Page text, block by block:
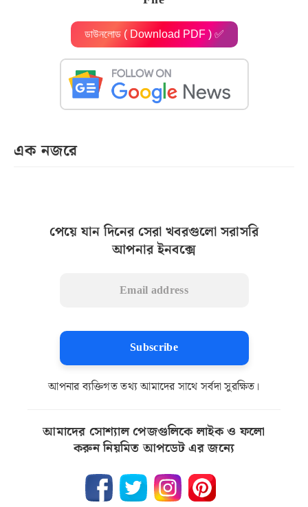
ডাউনলোড ( Download PDF ) ✅
এক নজরে
পেয়ে যান দিনের সেরা খবরগুলো সরাসরি
আপনার ইনবক্সে
Subscribe
আপনার ব্যক্তিগত তথ্য আমাদের সাথে সর্বদা সুরক্ষিত।
আমাদের সোশ্যাল পেজগুলিকে লাইক ও ফলো
করুন নিয়মিত আপডেট এর জন্যে